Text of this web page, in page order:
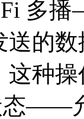
多
送的
这种
态——